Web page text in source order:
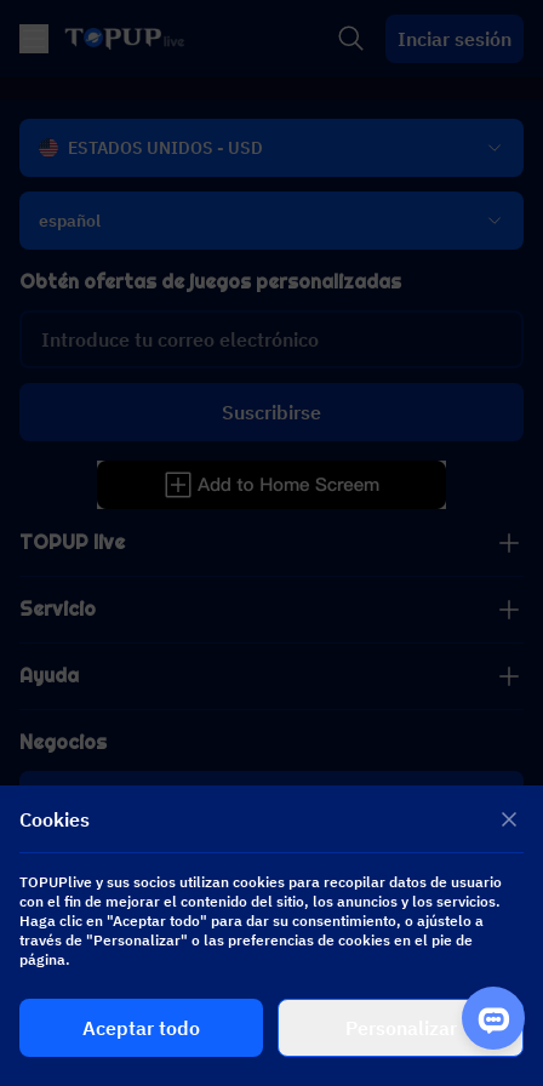
Inciar sesión
ESTADOS UNIDOS - USD
español
TOPUP live
Servicio
Ayuda
Negocios
[email protected]
[email protected]
Obtén ofertas de juegos personalizadas
Suscribirse
Síguenos
Copyright 2026 SEA WHALE TECHNOLOGY PTE.LTD. All Rights Reserved.
Cookies
TOPUPlive y sus socios utilizan cookies para recopilar datos de usuario
con el fin de mejorar el contenido del sitio, los anuncios y los servicios.
Haga clic en "Aceptar todo" para dar su consentimiento, o ajústelo a
través de "Personalizar" o las preferencias de cookies en el pie de
página.
Aceptar todo